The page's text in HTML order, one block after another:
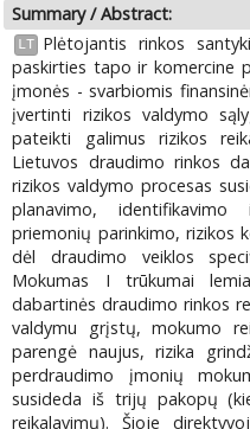
Summary / Abstract:
LT
Plėtojantis rinkos
paskirties tapo ir komercine
įmonės - svarbiomis
įvertinti rizikos valdymo
pateikti galimus rizikos
Lietuvos draudimo rinkos
rizikos valdymo procesas
planavimo,
priemonių parinkimo, rizikos
dėl draudimo veiklos
Mokumas I trūkumai
dabartinės draudimo rinkos
valdymu grįstų, mokumo
parengė naujus, rizika
perdraudimo įmonių
susideda iš trijų pakopų
reikalavimų). Šioje